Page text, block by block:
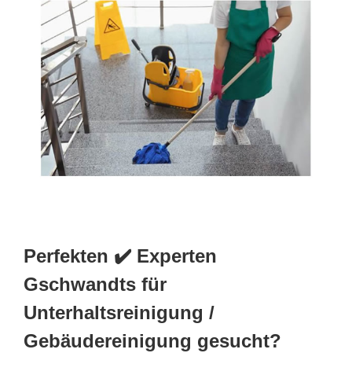
Perfekten ✔️ Experten
Gschwandts für
Unterhaltsreinigung /
Gebäudereinigung gesucht?